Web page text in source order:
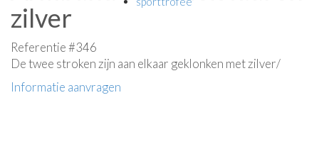
zilver
Referentie #346
De twee stroken zijn aan elkaar geklonken met zilver/
Informatie aanvragen